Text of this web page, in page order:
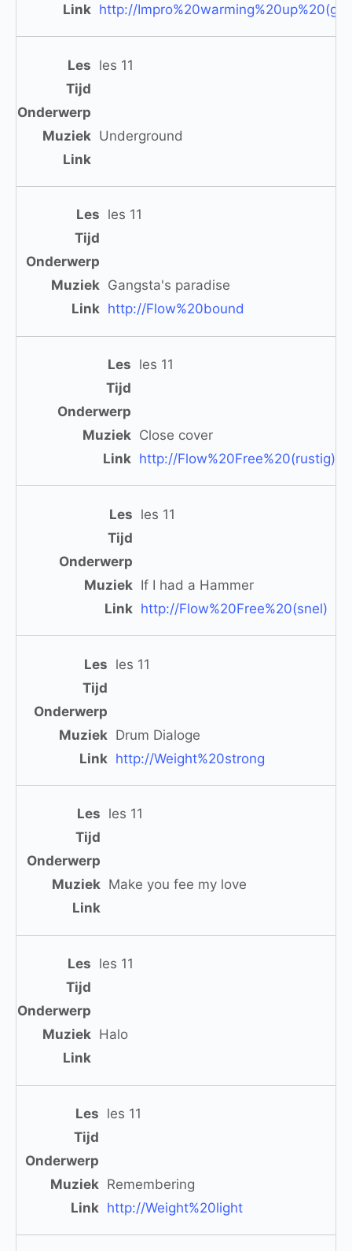
http://
les 11
Underground
les 11
Gangsta's paradise
http://Flow%20bound
les 11
Close cover
http://Flow%20Free%20(rustig)
les 11
If I had a Hammer
http://Flow%20Free%20(snel)
les 11
Drum Dialoge
http://Weight%20strong
les 11
Make you fee my love
les 11
Halo
les 11
Remembering
http://Weight%20light